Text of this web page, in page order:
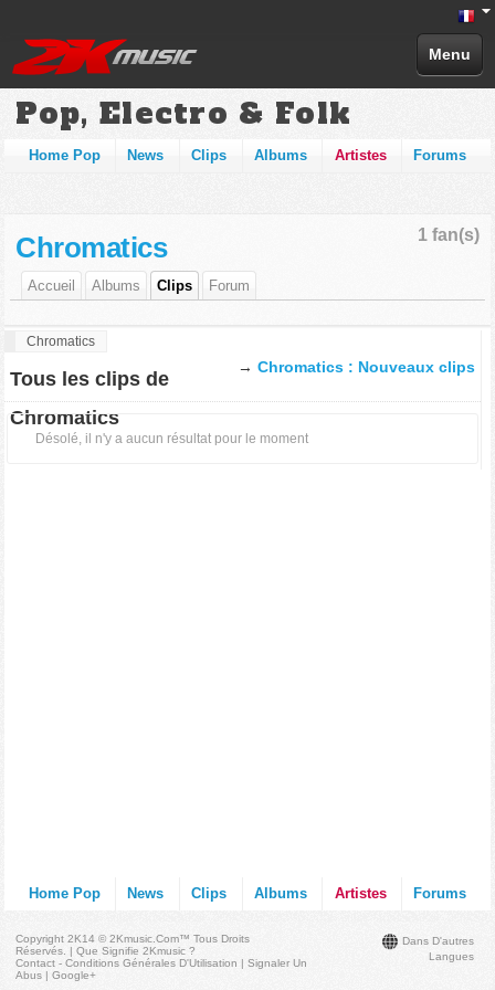
Menu
Pop, Electro & Folk
Home Pop News Clips Albums Artistes Forums
1 fan(s)
Chromatics
Accueil Albums Clips Forum
Chromatics
→ Chromatics : Nouveaux clips
Tous les clips de
Chromatics
Désolé, il n'y a aucun résultat pour le moment
Home Pop News Clips Albums Artistes Forums
Dans D'autres
Langues
Copyright 2K14 © 2Kmusic.com™Tous Droits
Réservés . |Que Signifie 2Kmusic ?
Contact - Conditions Générales D'Utilisation |Signaler Un
Abus |Google+